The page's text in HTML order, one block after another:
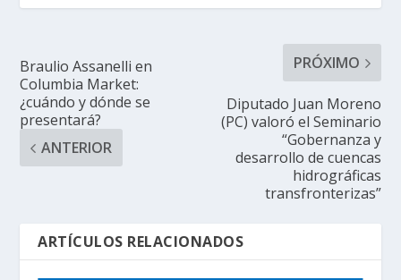
Braulio Assanelli en
Columbia Market:
¿cuándo y dónde se
presentará?
ANTERIOR
PRÓXIMO
Diputado Juan Moreno
(PC) valoró el Seminario
“Gobernanza y
desarrollo de cuencas
hidrográficas
transfronterizas”
ARTÍCULOS RELACIONADOS